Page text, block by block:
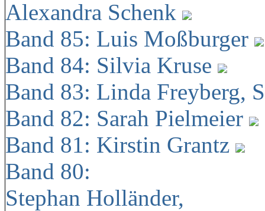
Alexandra Schenk
Band 85: Luis Moßburger
Band 84: Silvia Kruse
Band 83: Linda Freyberg,
Band 82: Sarah Pielmeier
Band 81: Kirstin Grantz
Band 80:
Stephan Holländer,